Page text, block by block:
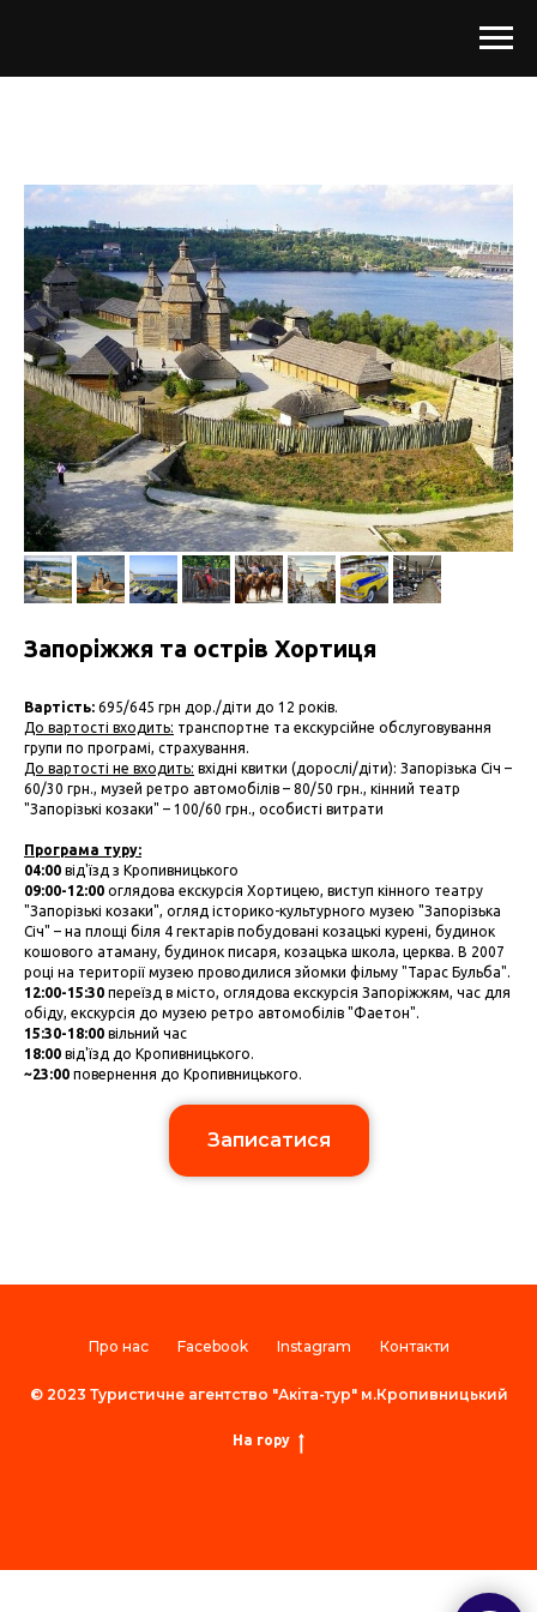
Запоріжжя та острів Хортиця
Вартість: 695/645 грн дор./діти до 12 років.
До вартості входить: транспортне та екскурсійне обслуговування
групи по програмі, страхування.
До вартості не входить: вхідні квитки (дорослі/діти): Запорізька Січ –
60/30 грн., музей ретро автомобілів – 80/50 грн., кінний театр
"Запорізькі козаки" – 100/60 грн., особисті витрати
Програма туру:
04:00 від'їзд з Кропивницького
09:00-12:00 оглядова екскурсія Хортицею, виступ кінного театру
"Запорізькі козаки", огляд історико-культурного музею "Запорізька
Січ" – на площі біля 4 гектарів побудовані козацькі курені, будинок
кошового атаману, будинок писаря, козацька школа, церква. В 2007
році на території музею проводилися зйомки фільму "Тарас Бульба".
12:00-15:30 переїзд в місто, оглядова екскурсія Запоріжжям, час для
обіду, екскурсія до музею ретро автомобілів "Фаетон".
15:30-18:00 вільний час
18:00 від'їзд до Кропивницького.
~23:00 повернення до Кропивницького.
Записатися
Про нас Facebook Instagram Контакти
© 2023 Туристичне агентство "Акіта-тур" м.Кропивницький
На гору